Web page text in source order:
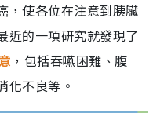
，使各位在注意到胰臟
近的一項研究就發現了
，包括吞嚥困難、腹
化不良等。